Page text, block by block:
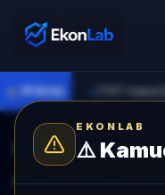
EKONLAB
⚠️
● PİYASA
AI Hisse Radar/AKBNK
SUNUCU TARAFI